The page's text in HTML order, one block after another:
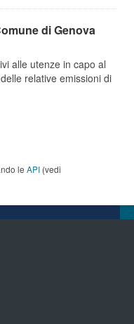
di Genova
alle utenze in capo al
relative emissioni di
le API (vedi